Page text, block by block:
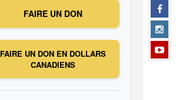
FAIRE UN DON
FAIRE UN DON EN DOLLARS
CANADIENS